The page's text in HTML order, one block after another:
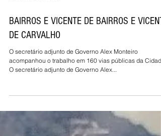
6 de dez. de 2019
DE CARVALHO
O secretário adjunto de Governo Alex Monteiro
acompanhou o trabalho em 160 vias públicas da Cidade
O secretário adjunto de Governo Alex...